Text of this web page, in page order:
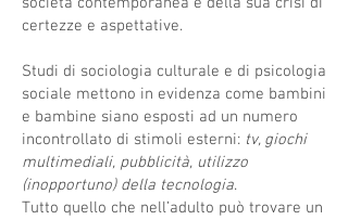
certezze e aspettative.
Studi di sociologia culturale e di psicologia
sociale mettono in evidenza come bambini
e bambine siano esposti ad un numero
incontrollato di stimoli esterni: tv, giochi
multimediali, pubblicità, utilizzo
(inopportuno) della tecnologia.
Tutto quello che nell’adulto può trovare un